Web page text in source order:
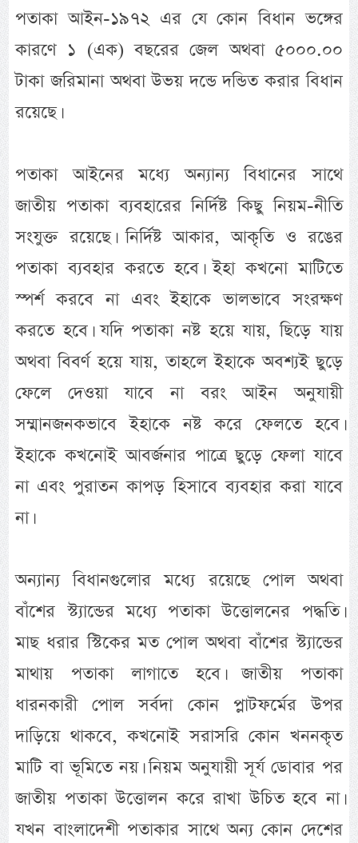
পতাকা আইন-১৯৭২ এর যে কোন বিধান ভঙ্গের
কারণে ১ (এক) বছরের জেল অথবা ৫০০০.০০
টাকা জরিমানা অথবা উভয় দন্ডে দন্ডিত করার বিধান
রয়েছে।
পতাকা আইনের মধ্যে অন্যান্য বিধানের সাথে
জাতীয় পতাকা ব্যবহারের নির্দিষ্ট কিছু নিয়ম-নীতি
সংযুক্ত রয়েছে। নির্দিষ্ট আকার, আকৃতি ও রঙের
পতাকা ব্যবহার করতে হবে। ইহা কখনো মাটিতে
স্পর্শ করবে না এবং ইহাকে ভালভাবে সংরক্ষণ
করতে হবে। যদি পতাকা নষ্ট হয়ে যায়, ছিড়ে যায়
অথবা বিবর্ণ হয়ে যায়, তাহলে ইহাকে অবশ্যই ছুড়ে
ফেলে দেওয়া যাবে না বরং আইন অনুযায়ী
সম্মানজনকভাবে ইহাকে নষ্ট করে ফেলতে হবে।
ইহাকে কখনোই আবর্জনার পাত্রে ছুড়ে ফেলা যাবে
না এবং পুরাতন কাপড় হিসাবে ব্যবহার করা যাবে
না।
অন্যান্য বিধানগুলোর মধ্যে রয়েছে পোল অথবা
বাঁশের স্ট্যান্ডের মধ্যে পতাকা উত্তোলনের পদ্ধতি।
মাছ ধরার স্টিকের মত পোল অথবা বাঁশের স্ট্যান্ডের
মাথায় পতাকা লাগাতে হবে। জাতীয় পতাকা
ধারনকারী পোল সর্বদা কোন প্লাটফর্মের উপর
দাড়িয়ে থাকবে, কখনোই সরাসরি কোন খননকৃত
মাটি বা ভূমিতে নয়। নিয়ম অনুযায়ী সূর্য ডোবার পর
জাতীয় পতাকা উত্তোলন করে রাখা উচিত হবে না।
যখন বাংলাদেশী পতাকার সাথে অন্য কোন দেশের